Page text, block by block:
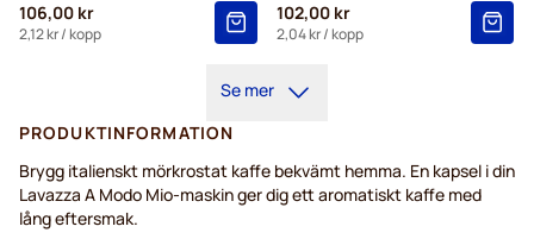
106,00 kr
2,12 kr/ kopp
102,00 kr
2,04 kr/ kopp
Se mer
PRODUKTINFORMATION
Brygg italienskt mörkrostat kaffe bekvämt hemma. En kapsel i din
Lavazza A Modo Mio-maskin ger dig ett aromatiskt kaffe med
lång eftersmak.